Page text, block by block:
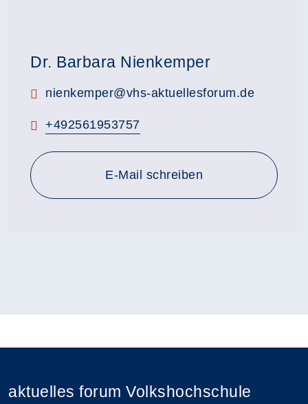
Dr. Barbara Nienkemper
E-Mail:
nienkemper@vhs-aktuellesforum.de
Telefon:
+492561953757
E-Mail schreiben
aktuelles forum Volkshochschule